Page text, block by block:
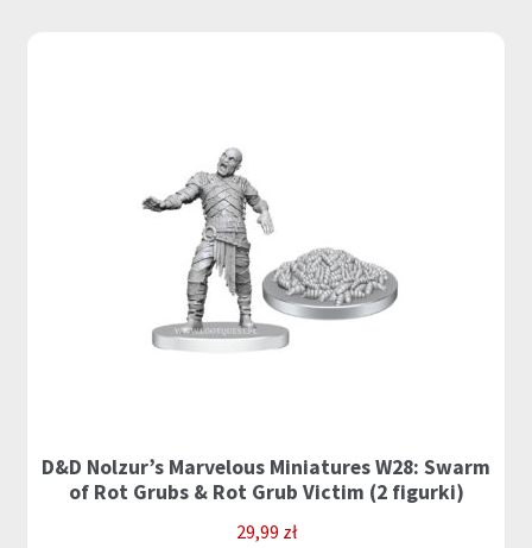
D&D Nolzur’s Marvelous Miniatures W28: Swarm
of Rot Grubs & Rot Grub Victim (2 figurki)
29,99 zł